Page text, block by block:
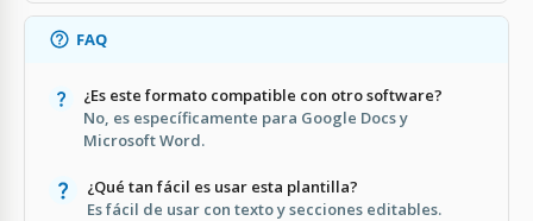
FAQ
¿Es este formato compatible con otro software?
No, es específicamente para Google Docs y
Microsoft Word.
¿Qué tan fácil es usar esta plantilla?
Es fácil de usar con texto y secciones editables.